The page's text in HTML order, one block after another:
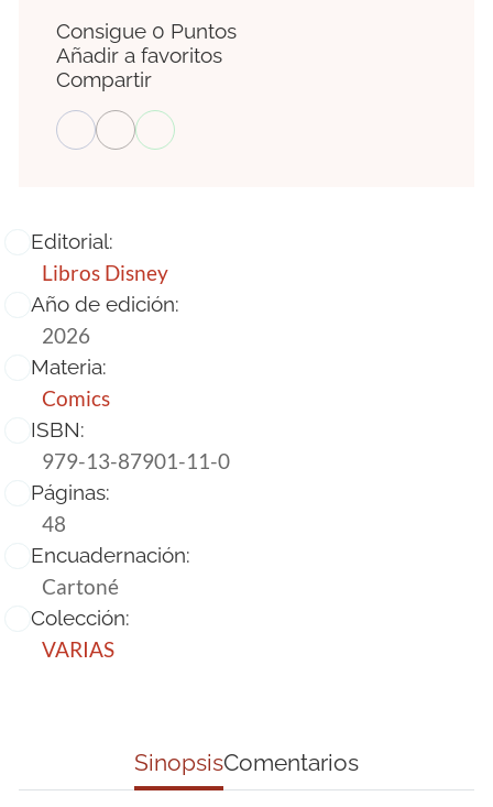
Editorial:
Libros Disney
Año de edición:
2026
Materia:
Comics
ISBN:
979-13-87901-11-0
Páginas:
48
Encuadernación:
Cartoné
Colección:
VARIAS
Consigue 0 Puntos
Añadir a favoritos
Compartir
SinopsisComentarios